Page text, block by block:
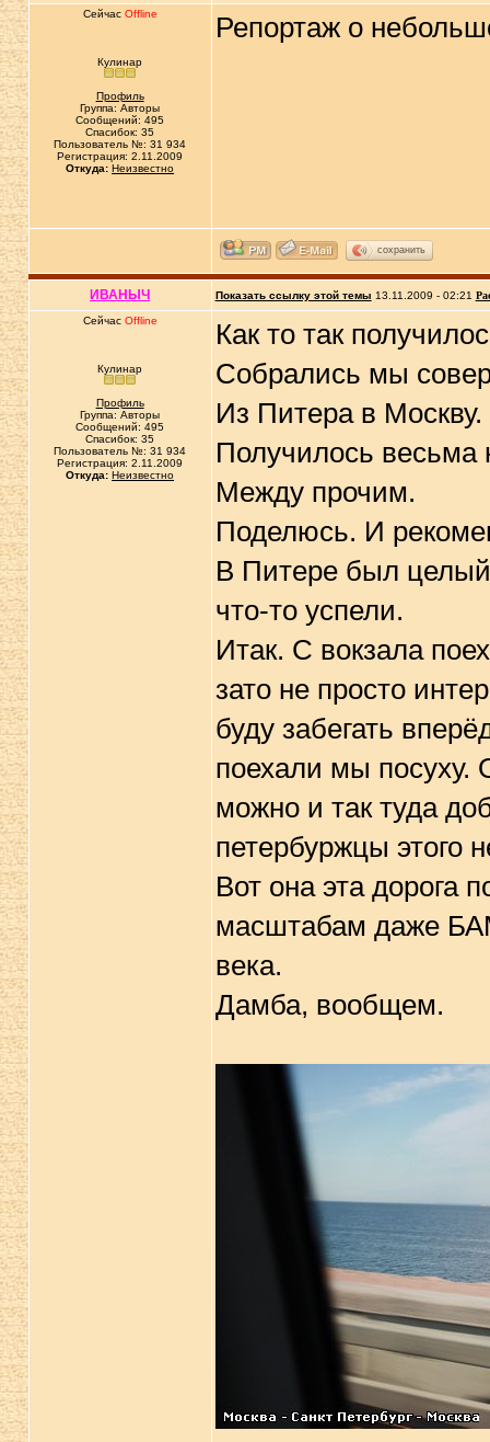
Сейчас Offline
Кулинар
Профиль
Группа: Авторы
Сообщений: 495
Спасибок: 35
Пользователь №: 31 934
Регистрация: 2.11.2009
Откуда: Неизвестно
Репортаж о
сохранить
ИВАНЫЧ Показать ссылку этой темы 13.11.2009 - 02:21
Сейчас Offline
Кулинар
Профиль
Группа: Авторы
Сообщений: 495
Спасибок: 35
Пользователь №: 31 934
Регистрация: 2.11.2009
Откуда: Неизвестно
Как то так
Собрались мы
Из Питера в Москву.
Получилось весьма
Между прочим.
Поделюсь. И
В Питере был
что-то успели.
Итак. С вокзала
зато не просто
буду забегать
поехали мы посуху.
можно и так туда
петербуржцы этого
Вот она эта дорога
масштабам даже
века.
Дамба, вообщем.